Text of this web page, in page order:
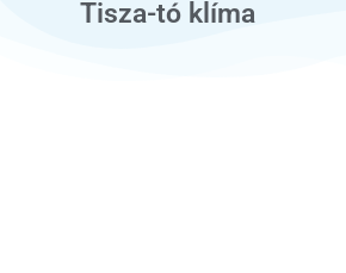
Tisza-tó klíma